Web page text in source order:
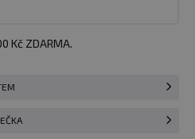
Kč ZDARMA.